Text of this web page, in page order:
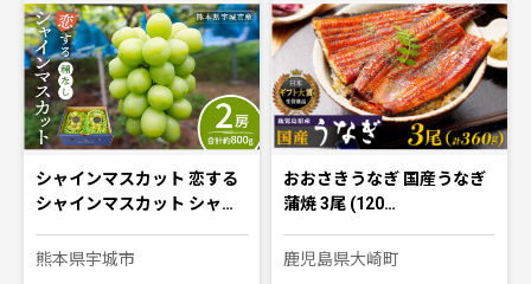
シャインマスカット 恋する
シャインマスカット シャ…
熊本県宇城市
おおさきうなぎ 国産うなぎ
蒲焼 3尾 (120…
鹿児島県大崎町